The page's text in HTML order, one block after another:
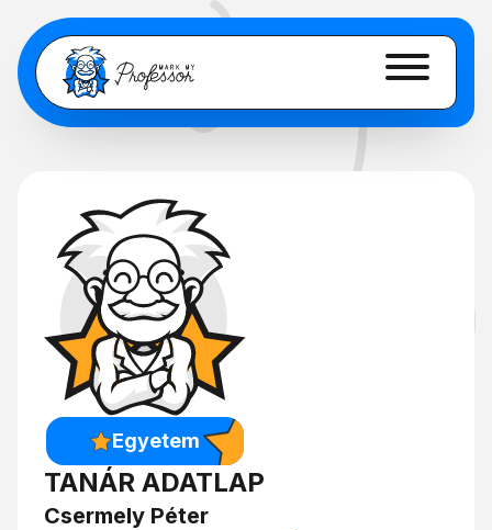
Egyetem
TANÁR ADATLAP
Csermely Péter